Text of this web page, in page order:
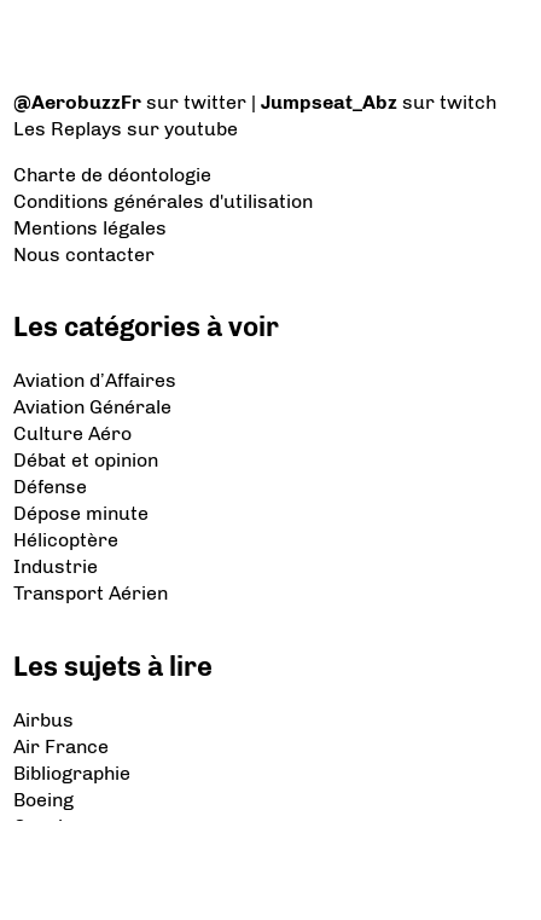
@AerobuzzFr sur twitter |Jumpseat_Abz sur twitch
Les Replays sur youtube
Charte de déontologie
Conditions générales d'utilisation
Mentions légales
Nous contacter
Les catégories à voir
Aviation d’Affaires
Aviation Générale
Culture Aéro
Débat et opinion
Défense
Dépose minute
Hélicoptère
Industrie
Transport Aérien
Les sujets à lire
Airbus
Air France
Bibliographie
Boeing
Crash